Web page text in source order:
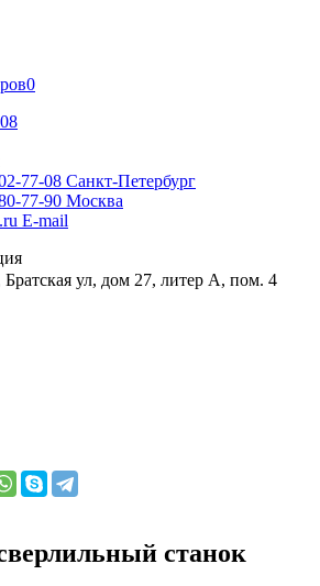
0
77-08 Санкт-Петербург
77-90 Москва
E-mail
Братская ул, дом 27, литер А, пом. 4
станок